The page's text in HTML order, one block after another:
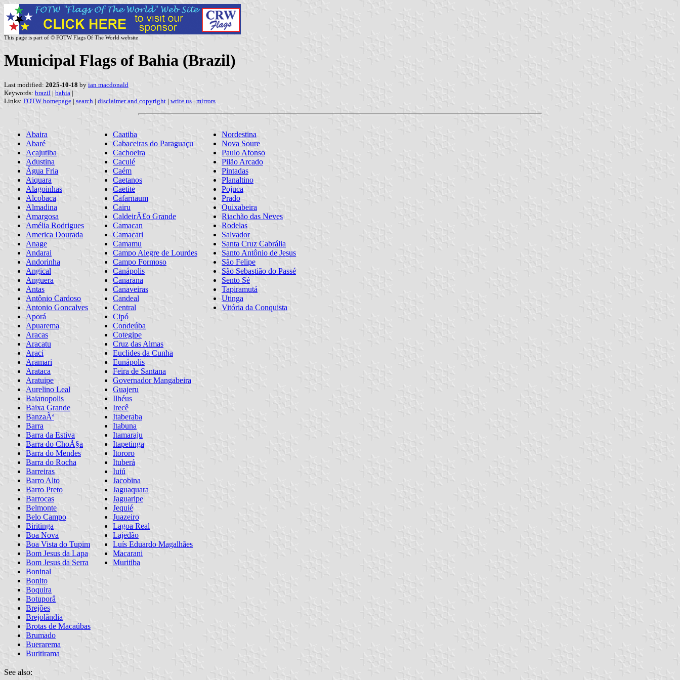
This page is part of © FOTW Flags Of The World website
Municipal Flags of Bahia (Brazil)
Last modified: 2025-10-18 by ian macdonald
Keywords: brazil | bahia |
Links: FOTW homepage | search | disclaimer and copyright | write us | mirrors
Abaira
Abaré
Acajutiba
Adustina
Água Fria
Aiquara
Alagoinhas
Alcobaca
Almadina
Amargosa
Amélia Rodrigues
America Dourada
Anage
Andarai
Andorinha
Angical
Anguera
Antas
Antônio Cardoso
Antonio Goncalves
Aporá
Apuarema
Aracas
Aracatu
Araci
Aramari
Arataca
Aratuipe
Aurelino Leal
Baianopolis
Baixa Grande
BanzaÃª
Barra
Barra da Estiva
Barra do ChoÃ§a
Barra do Mendes
Barra do Rocha
Barreiras
Barro Alto
Barro Preto
Barrocas
Belmonte
Belo Campo
Biritinga
Boa Nova
Boa Vista do Tupim
Bom Jesus da Lapa
Bom Jesus da Serra
Boninal
Bonito
Boquira
Botuporâ
Brejões
Brejolândia
Brotas de Macaúbas
Brumado
Buerarema
Buritirama
Caatiba
Cabaceiras do Paraguaçu
Cachoeira
Caculé
Caém
Caetanos
Caetite
Cafarnaum
Cairu
CaldeirÃ£o Grande
Camacan
Camacari
Camamu
Campo Alegre de Lourdes
Campo Formoso
Canápolis
Canarana
Canaveiras
Candeal
Central
Cipó
Condeúba
Cotegipe
Cruz das Almas
Euclides da Cunha
Eunápolis
Feira de Santana
Governador Mangabeira
Guajeru
Ilhéus
Irecê
Itaberaba
Itabuna
Itamaraju
Itapetinga
Itororo
Ituberá
Iuiú
Jacobina
Jaguaquara
Jaguaripe
Jequié
Juazeiro
Lagoa Real
Lajedão
Luís Eduardo Magalhães
Macarani
Muritiba
Nordestina
Nova Soure
Paulo Afonso
Pilão Arcado
Pintadas
Planaltino
Pojuca
Prado
Quixabeira
Riachão das Neves
Rodelas
Salvador
Santa Cruz Cabrália
Santo Antônio de Jesus
São Felipe
São Sebastião do Passé
Sento Sé
Tapiramutá
Utinga
Vitória da Conquista
See also: